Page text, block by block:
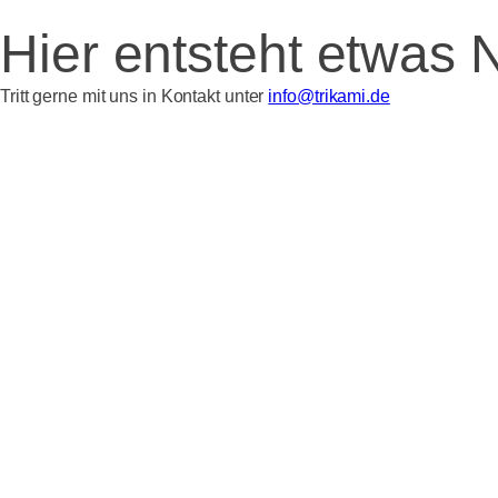
Hier entsteht etwas
Tritt gerne mit uns in Kontakt unter info@trikami.de